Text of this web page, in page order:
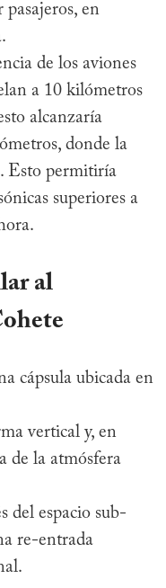
en
de los aviones
a 10 kilómetros
alcanzaría
donde la
Esto permitiría
superiores a
al
cápsula ubicada en
vertical y, en
de la atmósfera
del espacio sub-
re-entrada